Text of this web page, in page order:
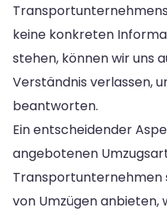
keine konkreten
stehen, können wir uns
Verständnis verlassen,
beantworten.
Ein entscheidender
angebotenen
Transportunternehmen
von Umzügen anbieten,